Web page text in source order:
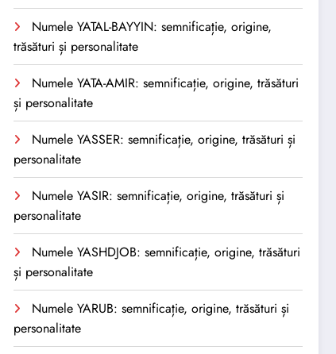
Numele YATAL-BAYYIN: semnificație, origine,
trăsături și personalitate
Numele YATA-AMIR: semnificație, origine, trăsături
și personalitate
Numele YASSER: semnificație, origine, trăsături și
personalitate
Numele YASIR: semnificație, origine, trăsături și
personalitate
Numele YASHDJOB: semnificație, origine, trăsături
și personalitate
Numele YARUB: semnificație, origine, trăsături și
personalitate